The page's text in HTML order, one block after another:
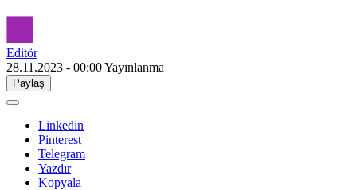
Editör
28.11.2023 - 00:00Yayınlanma
Paylaş
Linkedin
Pinterest
Telegram
Yazdır
Kopyala